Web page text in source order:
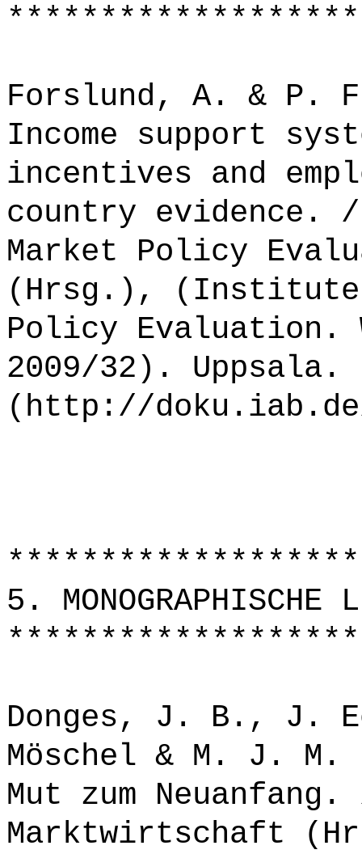
Forslund, A. & P.
Income support
incentives and
country
Market Policy
(Hrsg.), (Institute
Policy Evaluation.
2009/32). Uppsala.
(http://
5. MONOGRAPHISCHE
Donges, J. B., J.
Möschel & M. J. M.
Mut zum
Marktwirtschaft